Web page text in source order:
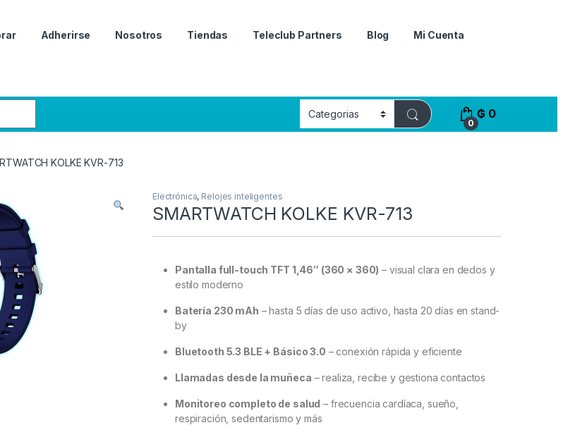
Adherirse Nosotros Tiendas Teleclub Partners Blog Mi Cuenta
0
₲ 0
KOLKE KVR-713
Electrónica, Relojes inteligentes
SMARTWATCH KOLKE KVR-713
Pantalla full-touch TFT 1,46″ (360 × 360) – visual clara en dedos y
estilo moderno
Batería 230 mAh – hasta 5 días de uso activo, hasta 20 días en stand-
by
Bluetooth 5.3 BLE + Básico 3.0 – conexión rápida y eficiente
Llamadas desde la muñeca – realiza, recibe y gestiona contactos
Monitoreo completo de salud – frecuencia cardíaca, sueño,
respiración, sedentarismo y más